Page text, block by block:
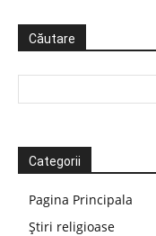
Căutare
Categorii
Pagina Principala
Știri religioase